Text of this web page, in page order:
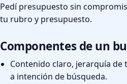
Pedí presupuesto sin
tu rubro y presupuesto.
Componentes de un
Contenido claro, jerarquía
a intención de búsqueda.